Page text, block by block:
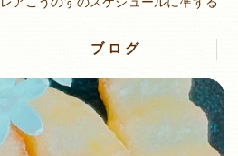
ブログ